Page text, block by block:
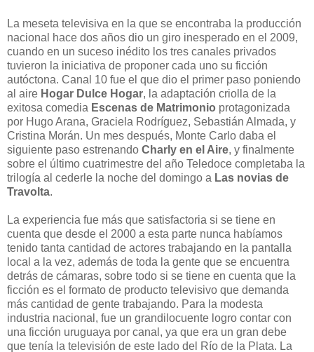
La meseta televisiva en la que se encontraba la producción
nacional hace dos años dio un giro inesperado en el 2009,
cuando en un suceso inédito los tres canales privados
tuvieron la iniciativa de proponer cada uno su ficción
autóctona. Canal 10 fue el que dio el primer paso poniendo
al aire Hogar Dulce Hogar, la adaptación criolla de la
exitosa comedia Escenas de Matrimonio protagonizada
por Hugo Arana, Graciela Rodríguez, Sebastián Almada, y
Cristina Morán. Un mes después, Monte Carlo daba el
siguiente paso estrenando Charly en el Aire, y finalmente
sobre el último cuatrimestre del año Teledoce completaba la
trilogía al cederle la noche del domingo a Las novias de
Travolta.
La experiencia fue más que satisfactoria si se tiene en
cuenta que desde el 2000 a esta parte nunca habíamos
tenido tanta cantidad de actores trabajando en la pantalla
local a la vez, además de toda la gente que se encuentra
detrás de cámaras, sobre todo si se tiene en cuenta que la
ficción es el formato de producto televisivo que demanda
más cantidad de gente trabajando. Para la modesta
industria nacional, fue un grandilocuente logro contar con
una ficción uruguaya por canal, ya que era un gran debe
que tenía la televisión de este lado del Río de la Plata. La